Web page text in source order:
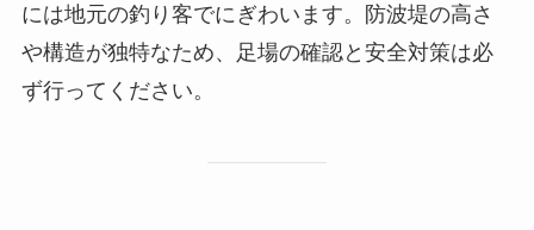
には地元の釣り客でにぎわいます。防波堤の高さ
や構造が独特なため、足場の確認と安全対策は必
ず行ってください。